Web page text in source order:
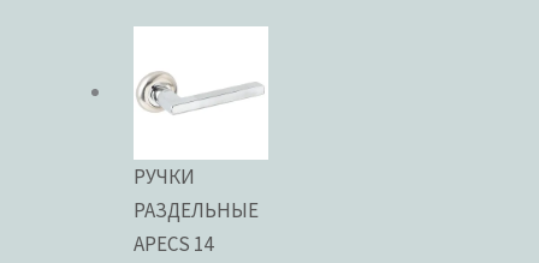
РУЧКИ
РАЗДЕЛЬНЫЕ
APECS 14